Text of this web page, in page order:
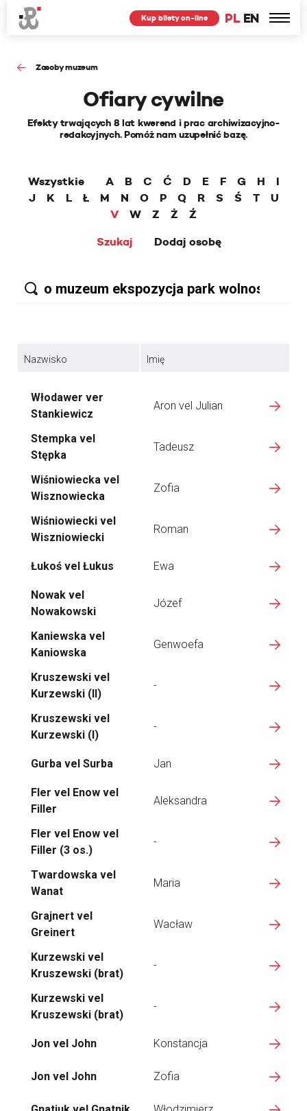
PL EN
Kup bilety on-line
Zasoby muzeum
Ofiary cywilne
Efekty trwających 8 lat kwerend i prac archiwizacyjno-
redakcyjnych. Pomóż nam uzupełnić bazę.
Wszystkie A B C Ć D E F G H
I
J
K L Ł M N O P Q R S Ś T
U
V
W Z Ż
Ź
Szukaj
Dodaj osobę
Nazwisko Imię
Włodawer ver
Stankiewicz
Aron vel Julian
Stempka vel
Stępka
Tadeusz
Wiśniowiecka vel
Wisznowiecka
Zofia
Wiśniowiecki vel
Wiszniowiecki
Roman
Łukoś vel Łukus Ewa
Nowak vel
Nowakowski
Józef
Kaniewska vel
Kaniowska
Genwoefa
Kruszewski vel
Kurzewski (II)
-
Kruszewski vel
Kurzewski (I)
-
Gurba vel Surba Jan
Fler vel Enow vel
Filler
Aleksandra
Fler vel Enow vel
Filler (3 os.)
-
Twardowska vel
Wanat
Maria
Grajnert vel
Greinert
Wacław
Kurzewski vel
Kruszewski (brat)
-
Kurzewski vel
Kruszewski (brat)
-
Jon vel John Konstancja
Jon vel John Zofia